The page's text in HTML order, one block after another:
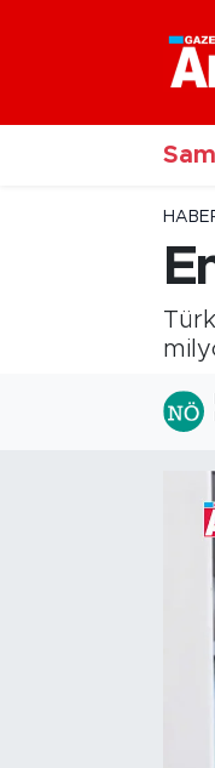
Nöbetçi
Hava Durumu
Samsun
Trafik Durumu
Süper Lig
Tüm